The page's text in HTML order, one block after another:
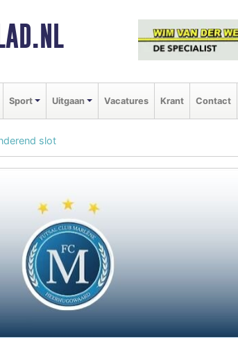
Sport Uitgaan Vacatures Krant Contact
slot